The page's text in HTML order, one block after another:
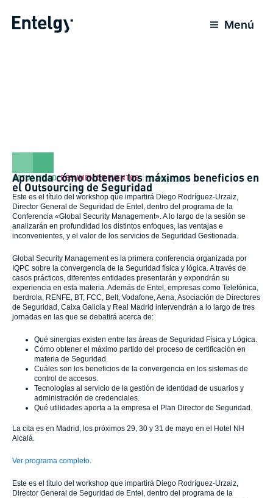
Menú
ACTUALIDAD,RESUMEN DE EVENTOS 23 Mayo 2007
Aprenda cómo obtener los máximos beneficios en
el Outsourcing de Seguridad
Este es el título del workshop que impartirá Diego Rodríguez-Urzaiz,
Director General de Seguridad de Entel, dentro del programa de la
Conferencia «Global Security Management». A lo largo de la sesión se
analizarán en profundidad los distintos enfoques, las ventajas e
inconvenientes, y el valor de los servicios de Seguridad Gestionada.
Global Security Management es la primera conferencia organizada por
IQPC sobre la convergencia de la Seguridad física y lógica. A través de
casos prácticos, diferentes entidades presentarán y expondrán su
experiencia en esta materia. Además de Entel, empresas como Telefónica,
Iberdrola, RENFE, BT, FCC, Belt, Vodafone, Aena, Asociación de Directores
de Seguridad, Caixa Galicia y Real Madrid intervendrán a lo largo de tres
jornadas en las que se debatirá acerca de:
Qué sinergias existen entre las áreas de Seguridad Física y Lógica.
Cómo obtener el máximo partido del proceso de certificación en
materia de Seguridad.
Cuáles son los beneficios de la convergencia en los sistemas de
control de accesos.
Tecnologías al servicio de la gestión de identidad de usuarios y
administración de credenciales.
Qué utilidades aporta a la empresa el Plan Director de Seguridad.
La cita es en Madrid, los próximos 29, 30 y 31 de mayo en el Hotel NH
Alcalá.
Ver programa completo.
Este es el título del workshop que impartirá Diego Rodríguez-Urzaiz,
Director General de Seguridad de Entel, dentro del programa de la